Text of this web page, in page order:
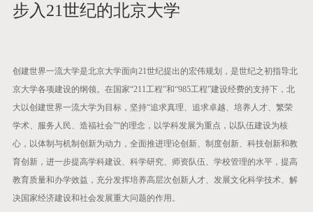
步入21世纪的北京大学
创建世界一流大学是北京大学面向21世纪提出的宏伟规划，是世纪之初指导北
京大学各项建设的纲领。在国家“211工程”和“985工程”建设经费的支持下，北
大以创建世界一流大学为目标，坚持“追求真理、追求卓越、培养人才、繁荣
学术、服务人民、造福社会”“的理念，以学科发展为重点，以队伍建设为核
心，以体制与机制创新为动力，全面推进理论创新、制度创新、科技创新和教
育创新，进一步提高学科建设、科学研究、师资队伍、学校管理的水平，提高
教育质量和办学效益，充分发挥培养高层次创新人才、发展文化科学技术、解
决国家经济建设和社会发展重大问题的作用。